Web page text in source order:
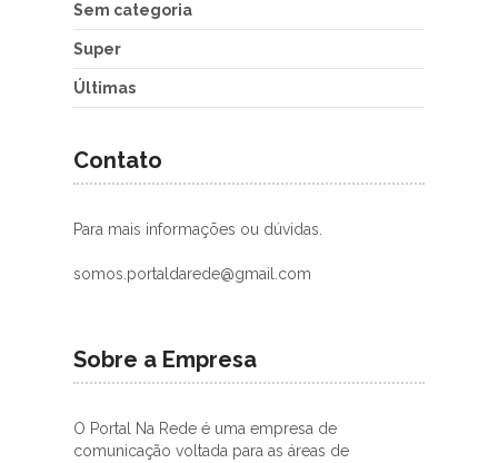
Sem categoria
Super
Últimas
Contato
Para mais informações ou dúvidas.
somos.portaldarede@gmail.com
Sobre a Empresa
O Portal Na Rede é uma empresa de
comunicação voltada para as áreas de